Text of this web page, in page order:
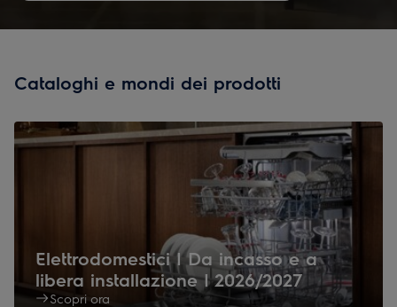
Cataloghi e mondi dei prodotti
Elettrodomestici | Da incasso e a
libera installazione | 2026/2027
Scopri ora